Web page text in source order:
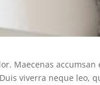
Maecenas
viverra neque leo,